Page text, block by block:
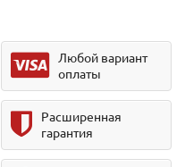
Любой вариант
оплаты
Расширенная
гарантия